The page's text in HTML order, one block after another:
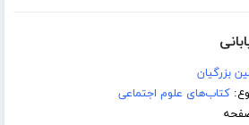
بزرگیان
کتاب‌های علوم اجتماعی